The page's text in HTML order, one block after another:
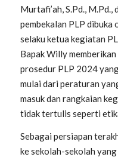
Murtafi’ah,S.Pd.,
pembekalan PLP dibuka
selaku ketua kegiatan
Bapak Willy
prosedur PLP 2024
mulai dari peraturan
masuk dan rangkaian
tidak tertulis seperti
Sebagai persiapan
ke sekolah-sekolah